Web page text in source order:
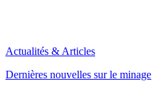
Actualités & Articles
Dernières nouvelles sur le minage